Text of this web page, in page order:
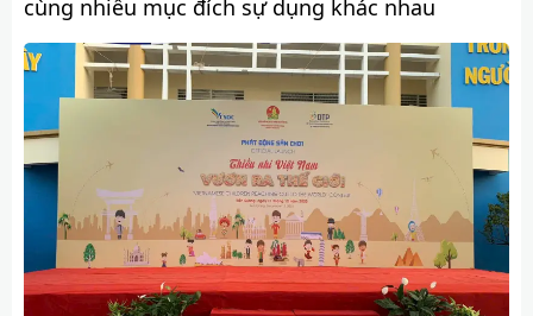
cùng nhiều mục đích sự dụng khác nhau